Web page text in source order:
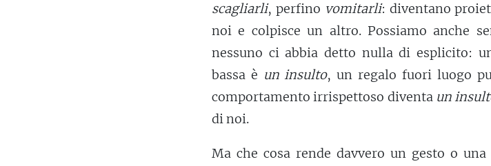
scagliarli, perfino vomitarli: diventano
noi e colpisce un altro. Possiamo anche
nessuno ci abbia detto nulla di esplicito:
bassa è un insulto, un regalo fuori luogo
comportamento irrispettoso diventa un
di noi.
Ma che cosa rende davvero un gesto o